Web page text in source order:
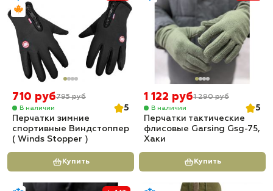
710 руб795 руб
В наличии
5
Перчатки зимние
спортивные Виндстоппер
( Winds Stopper )
Купить
1 122 руб1 290 руб
В наличии
5
Перчатки тактические
флисовые Garsing Gsg-75,
Хаки
Купить